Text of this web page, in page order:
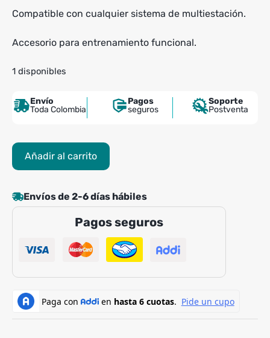
Compatible con cualquier sistema de multiestación.
Accesorio para entrenamiento funcional.
1 disponibles
Envío
Toda Colombia
Pagos
seguros
Soporte
Postventa
Barra
Adaptación
EVO
cantidad
Añadir al carrito
Envíos de 2-6 días hábiles
Pagos seguros